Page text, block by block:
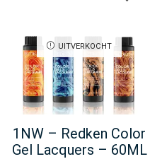
aantal
UITVERKOCHT
1NW – Redken Color
Gel Lacquers – 60ML